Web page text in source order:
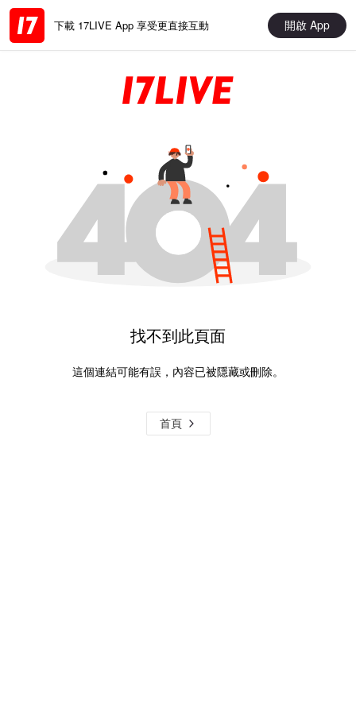
下載 17LIVE App 享受更直接互動 開啟 App
找不到此頁面
這個連結可能有誤，內容已被隱藏或刪除。
首頁